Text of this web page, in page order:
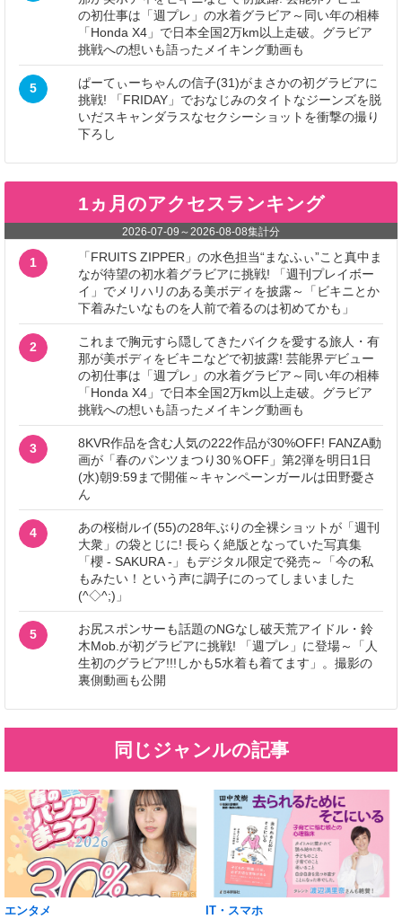
の初仕事は「週プレ」の水着グラビア～同い年の相棒
「Honda X4」で日本全国2万km以上走破。グラビア
挑戦への想いも語ったメイキング動画も
5
ぱーてぃーちゃんの信子(31)がまさかの初グラビアに
挑戦! 「FRIDAY」でおなじみのタイトなジーンズを脱
いだスキャンダラスなセクシーショットを衝撃の撮り
下ろし
1ヵ月のアクセスランキング
2026-07-09 ～2026-08-08集計分
1
「FRUITS ZIPPER」の水色担当“まなふぃ”こと真中ま
なが待望の初水着グラビアに挑戦! 「週刊プレイボー
イ」でメリハリのある美ボディを披露～「ビキニとか
下着みたいなものを人前で着るのは初めてかも」
2
これまで胸元すら隠してきたバイクを愛する旅人・有
那が美ボディをビキニなどで初披露! 芸能界デビュー
の初仕事は「週プレ」の水着グラビア～同い年の相棒
「Honda X4」で日本全国2万km以上走破。グラビア
挑戦への想いも語ったメイキング動画も
3
8KVR作品を含む人気の222作品が30%OFF! FANZA動
画が「春のパンツまつり30％OFF」第2弾を明日1日
(水)朝9:59まで開催～キャンペーンガールは田野憂さ
ん
4
あの桜樹ルイ(55)の28年ぶりの全裸ショットが「週刊
大衆」の袋とじに! 長らく絶版となっていた写真集
「櫻 - SAKURA -」もデジタル限定で発売～「今の私
もみたい！という声に調子にのってしまいました
(^◇^;)」
5
お尻スポンサーも話題のNGなし破天荒アイドル・鈴
木Mob.が初グラビアに挑戦! 「週プレ」に登場～「人
生初のグラビア!!!しかも5水着も着てます」。撮影の
裏側動画も公開
同じジャンルの記事
エンタメ IT・スマホ